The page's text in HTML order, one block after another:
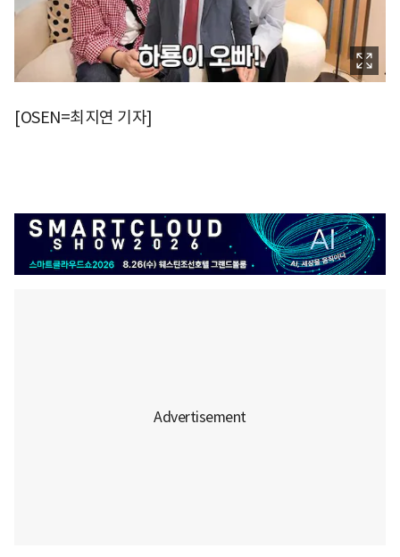
[OSEN=최지연 기자]